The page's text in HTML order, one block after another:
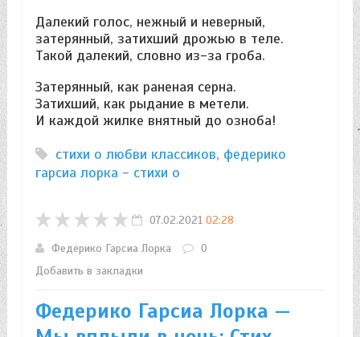
Далекий голос, нежный и неверный,
затерянный, затихший дрожью в теле.
Такой далекий, словно из-за гроба.
Затерянный, как раненая серна.
Затихший, как рыдание в метели.
И каждой жилке внятный до озноба!
стихи о любви классиков, федерико
гарсиа лорка - стихи о
07.02.2021 02:28
Федерико Гарсиа Лорка
0
Добавить в закладки
Федерико Гарсиа Лорка —